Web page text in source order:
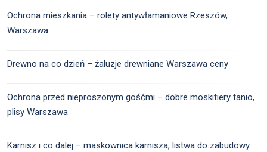
Ochrona mieszkania – rolety antywłamaniowe Rzeszów,
Warszawa
Drewno na co dzień – żaluzje drewniane Warszawa ceny
Ochrona przed nieproszonym gośćmi – dobre moskitiery tanio,
plisy Warszawa
Karnisz i co dalej – maskownica karnisza, listwa do zabudowy